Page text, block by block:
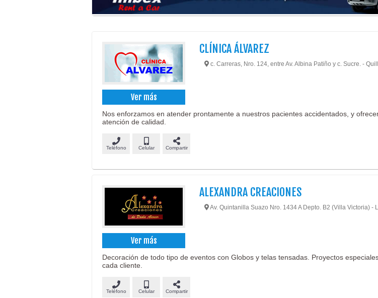
Ver más
CLÍNICA ÁLVAREZ
c. Carreras, Nro. 124, entre Av. Albina Patiño y c. Sucre. -
Nos enforzamos en atender prontamente a nuestros pacientes accidentados, y
atención de calidad.
Teléfono Celular Compartir
Ver más
ALEXANDRA CREACIONES
Av. Quintanilla Suazo Nro. 1434 A Depto. B2 (Villa Victoria) -
Decoración de todo tipo de eventos con Globos y telas tensadas. Proyectos
cada cliente.
Teléfono Celular Compartir